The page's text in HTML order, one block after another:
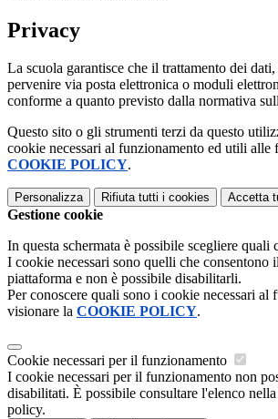
Privacy
La scuola garantisce che il trattamento dei dati,
pervenire via posta elettronica o moduli
conforme a quanto previsto dalla normativa
Questo sito o gli strumenti terzi da questo
cookie necessari al funzionamento ed utili alle
COOKIE POLICY.
Personalizza Rifiuta tutti i cookies Accetta
Gestione cookie
In questa schermata è possibile scegliere quali
I cookie necessari sono quelli che consentono
piattaforma e non è possibile disabilitarli.
Per conoscere quali sono i cookie necessari al
visionare la COOKIE POLICY.
Cookie necessari per il funzionamento
I cookie necessari per il funzionamento non
disabilitati. È possibile consultare l'elenco
policy.